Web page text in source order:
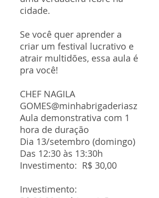
cidade.
Se você quer aprender a
criar um festival lucrativo e
atrair multidões, essa aula é
pra você!
CHEF NAGILA
GOMES@minhabrigaderiasz
Aula demonstrativa com 1
hora de duração
Dia 13/setembro (domingo)
Das 12:30 às 13:30h
Investimento: R$ 30,00
Investimento: